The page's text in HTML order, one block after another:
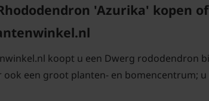
'Azurika' kopen
koopt u een Dwerg rododendron
ook een groot planten- en bomencentrum;